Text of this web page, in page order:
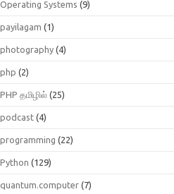
Operating Systems (9)
payilagam (1)
photography (4)
php (2)
PHP தமிழில் (25)
podcast (4)
programming (22)
Python (129)
quantum.computer (7)